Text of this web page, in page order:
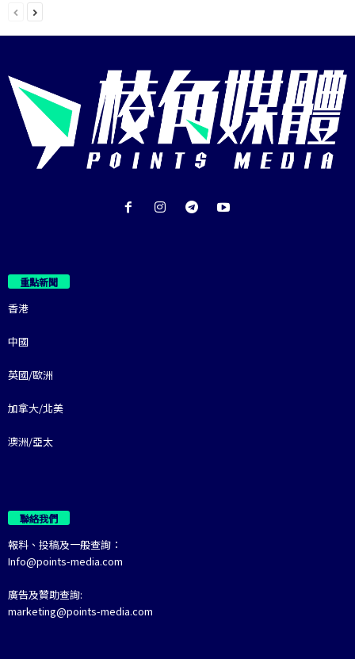
重點新聞
香港
中國
英國/歐洲
加拿大/北美
澳洲/亞太
聯絡我們
報料、投稿及一般查詢：
Info@points-media.com
廣告及贊助查詢:
marketing@points-media.com